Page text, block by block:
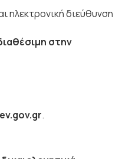
ηλεκτρονική διεύθυνση
στην
.